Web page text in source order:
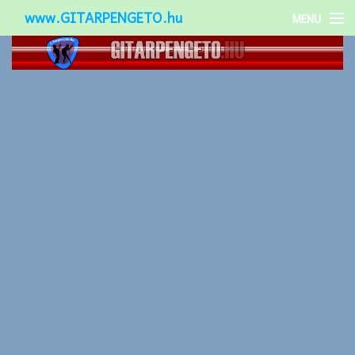
www.GITARPENGETO.hu MENU
Népszerű-